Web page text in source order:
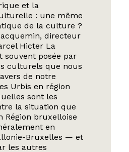
et la
: une même
de la culture ?
directeur
Hicter La
souvent posée par
culturels que nous
de notre
Urbis en région
sont les
la situation que
Région bruxelloise
en
Bruxelles — et
les autres